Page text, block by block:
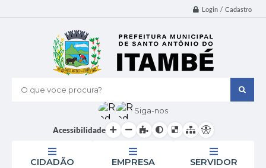
Login / Cadastro
O que voce procura?
Siga-nos
Acessibilidade
CIDADÃO EMPRESA SERVIDOR